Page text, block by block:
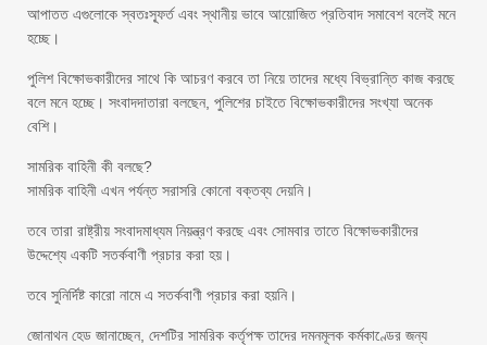
আপাতত এগুলোকে স্বতঃস্ফূর্ত এবং স্থানীয় ভাবে আয়োজিত প্রতিবাদ সমাবেশ বলেই মনে
হচ্ছে।
পুলিশ বিক্ষোভকারীদের সাথে কি আচরণ করবে তা নিয়ে তাদের মধ্যে বিভ্রান্তি কাজ করছে
বলে মনে হচ্ছে। সংবাদদাতারা বলছেন, পুলিশের চাইতে বিক্ষোভকারীদের সংখ্যা অনেক
বেশি।
সামরিক বাহিনী কী বলছে?
সামরিক বাহিনী এখন পর্যন্ত সরাসরি কোনো বক্তব্য দেয়নি।
তবে তারা রাষ্ট্রীয় সংবাদমাধ্যম নিয়ন্ত্রণ করছে এবং সোমবার তাতে বিক্ষোভকারীদের
উদ্দেশ্যে একটি সতর্কবাণী প্রচার করা হয়।
তবে সুনির্দিষ্ট কারো নামে এ সতর্কবাণী প্রচার করা হয়নি।
জোনাথন হেড জানাচ্ছেন, দেশটির সামরিক কর্তৃপক্ষ তাদের দমনমূলক কর্মকাণ্ডের জন্য